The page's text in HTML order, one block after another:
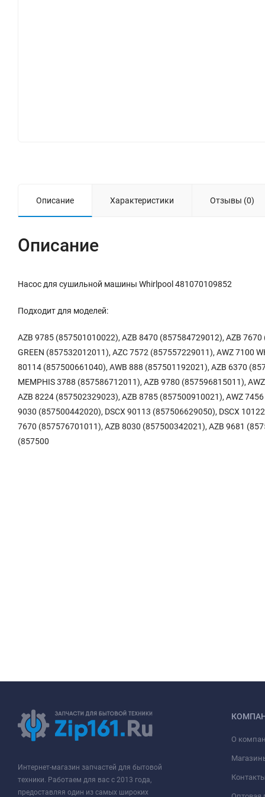
Описание Характеристики Отзывы (0)
Описание
Насос для сушильной машины Whirlpool 481070109852
Подходит для моделей:
AZB 9785 (857501010022), AZB 8470 (857584729012), AZB
GREEN (857532012011), AZC 7572 (857557229011), AWZ 7100
80114 (857500661040), AWB 888 (857501192021), AZB 6370
MEMPHIS 3788 (857586712011), AZB 9780 (857596815011),
AZB 8224 (857502329023), AZB 8785 (857500910021), AWZ
9030 (857500442020), DSCX 90113 (857506629050), DSCX
7670 (857576701011), AZB 8030 (857500342021), AZB 9681
(857500
Интернет-магазин запчастей для бытовой
техники. Работаем для вас с 2013 года,
предоставляя один из самых широких
О